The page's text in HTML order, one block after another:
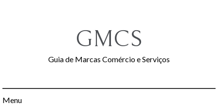
GMCS
Guia de Marcas Comércio e Serviços
Menu